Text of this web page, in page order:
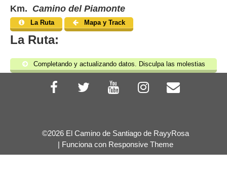
Km. Camino del Piamonte
La Ruta Mapa y Track
La Ruta:
Completando y actualizando datos. Disculpa las molestias
©2026 El Camino de Santiago de RayyRosa
| Funciona con Responsive Theme